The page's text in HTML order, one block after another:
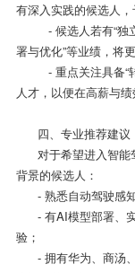
有深入实践的候选人，
- 候选人若有“独
署与优化”等业绩，将
- 重点关注具备“
人才，以便在高薪与
四、专业推荐建议
对于希望进入智
背景的候选人：
- 熟悉自动驾驶感
- 有AI模型部署、
验；
- 拥有华为、商汤